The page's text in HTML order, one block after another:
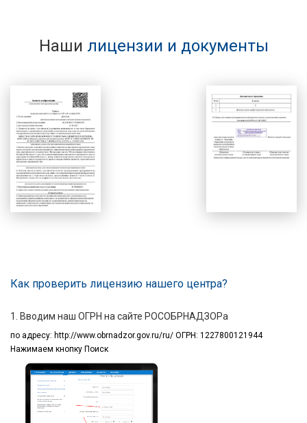
Наши лицензии и документы
Как проверить лицензию нашего центра?
1. Вводим наш ОГРН на сайте РОСОБРНАДЗОРа
по адресу: http://www.obrnadzor.gov.ru/ru/ ОГРН: 1227800121944
Нажимаем кнопку Поиск